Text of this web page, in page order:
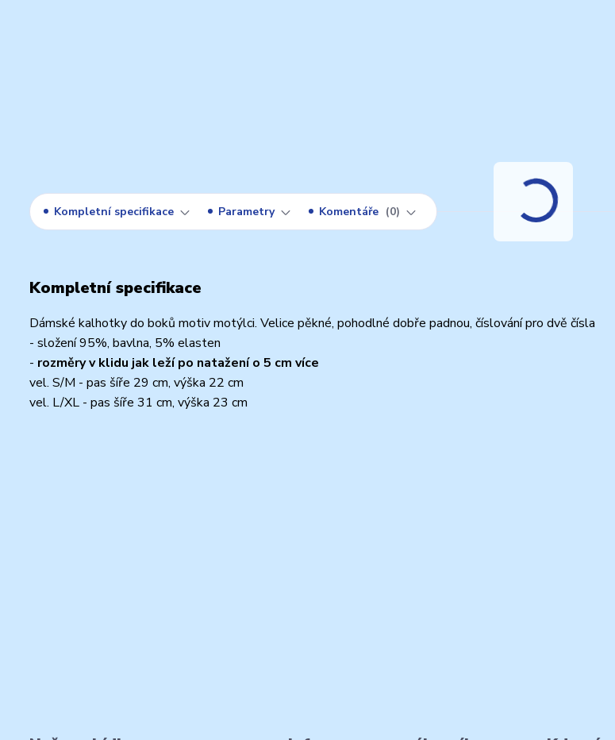
Kompletní specifikace Parametry Komentáře 0
Kompletní specifikace
Dámské kalhotky do boků motiv motýlci. Velice pěkné, pohodlné dobře padnou, číslování pro dvě čísla
- složení 95%, bavlna, 5% elasten
- rozměry v klidu jak leží po natažení o 5 cm více
vel. S/M - pas šíře 29 cm, výška 22 cm
vel. L/XL - pas šíře 31 cm, výška 23 cm